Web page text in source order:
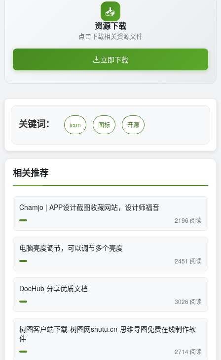
📥
资源下载
点击下载相关资源文件
立即下载
关键词： icon 图标 开源
相关推荐
Chamjo | APP设计截图收藏网站，设计师福音
2196 阅读
电脑亮度调节，可以调节多个亮度
2451 阅读
DocHub 分享优质文档
3026 阅读
树图客户端下载-树图网shutu.cn-思维导图免费在线制作软
件
2714 阅读